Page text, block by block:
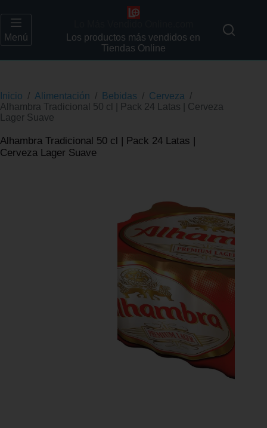
Menú
Los productos más vendidos en
Tiendas Online
Inicio / Alimentación / Bebidas / Cerveza /
Alhambra Tradicional 50 cl | Pack 24 Latas | Cerveza
Lager Suave
Alhambra Tradicional 50 cl | Pack 24 Latas |
Cerveza Lager Suave